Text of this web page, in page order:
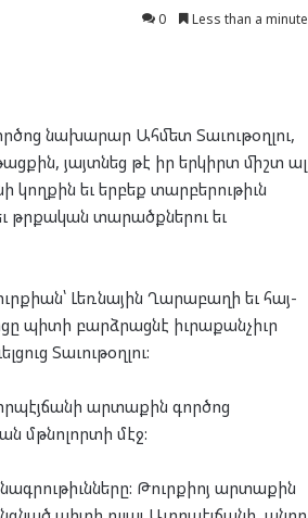
0 Less than a minute
նախարար Ահմետ Տաւութօղլու,
յայտնեց թէ իր երկիրտ միշտ ալ
եւ երբեք տարբերութիւն
թրքական տարածքներու եւ
Լեռնային Ղարաբաղի եւ հայ-
պիտի բարձրացնէ իւրաքանչիւր
Տաւութօղլու:
արտաքին գործոց
մթնոլորտի մէջ:
Թուրքիոյ արտաքին